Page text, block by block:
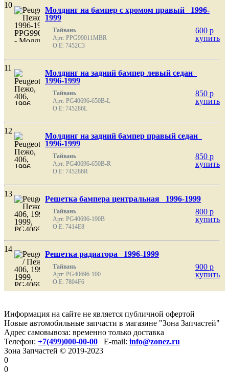
10
Молдинг на бампер с хромом правый 1996-
1999
Тайвань
Арт: PPG99011MBR
O.E: 7452C3
600 p
купить
11
Молдинг на задний бампер левый седан
1996-1999
Тайвань
Арт: PG40696-650B-L
O.E: 745286L
850 p
купить
12
Молдинг на задний бампер правый седан
1996-1999
Тайвань
Арт: PG40696-650B-R
O.E: 745286R
850 p
купить
13
Решетка бампера центральная 1996-1999
Тайвань
Арт: PG40696-190B
O.E: 7414E8
800 p
купить
14
Решетка радиатора 1996-1999
Тайвань
Арт: PG40696-100
O.E: 7804F6
900 p
купить
Информация на сайте не является публичной офертой
Новые автомобильные запчасти в магазине "Зона Запчастей"
Адрес самовывоза: временно только доставка
Телефон: +7(499)000-00-00 E-mail: info@zonez.ru
Зона Запчастей © 2019-2023
0
0